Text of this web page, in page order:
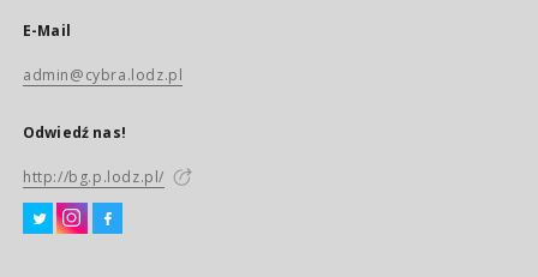
E-Mail
admin@cybra.lodz.pl
Odwiedź nas!
http://bg.p.lodz.pl/